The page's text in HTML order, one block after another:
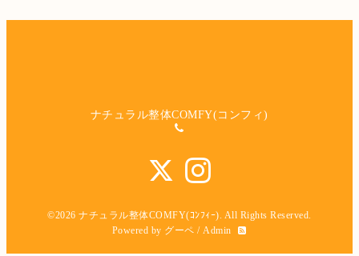
ナチュラル整体COMFY(コンフィ)
©2026ナチュラル整体COMFY(ｺﾝﾌｨｰ) . All Rights Reserved.
Powered by グーペ / Admin